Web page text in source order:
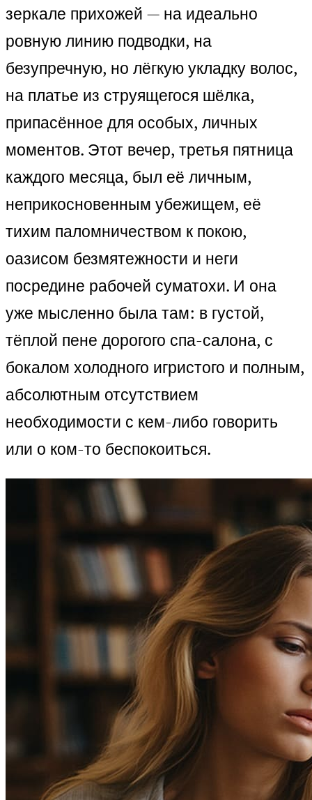
зеркале прихожей — на идеально
ровную линию подводки, на
безупречную, но лёгкую укладку волос,
на платье из струящегося шёлка,
припасённое для особых, личных
моментов. Этот вечер, третья пятница
каждого месяца, был её личным,
неприкосновенным убежищем, её
тихим паломничеством к покою,
оазисом безмятежности и неги
посредине рабочей суматохи. И она
уже мысленно была там: в густой,
тёплой пене дорогого спа-салона, с
бокалом холодного игристого и полным,
абсолютным отсутствием
необходимости с кем-либо говорить
или о ком-то беспокоиться.